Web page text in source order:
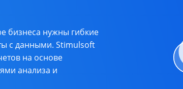
бизнеса нужны гибкие
с данными. Stimulsoft
на основе
анализа и